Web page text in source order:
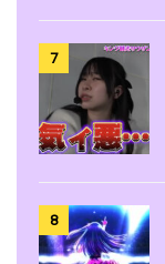
7
8